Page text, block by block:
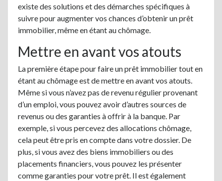
existe des solutions et des démarches spécifiques à
suivre pour augmenter vos chances d’obtenir un prêt
immobilier, même en étant au chômage.
Mettre en avant vos atouts
La première étape pour faire un prêt immobilier tout en
étant au chômage est de mettre en avant vos atouts.
Même si vous n’avez pas de revenu régulier provenant
d’un emploi, vous pouvez avoir d’autres sources de
revenus ou des garanties à offrir à la banque. Par
exemple, si vous percevez des allocations chômage,
cela peut être pris en compte dans votre dossier. De
plus, si vous avez des biens immobiliers ou des
placements financiers, vous pouvez les présenter
comme garanties pour votre prêt. Il est également